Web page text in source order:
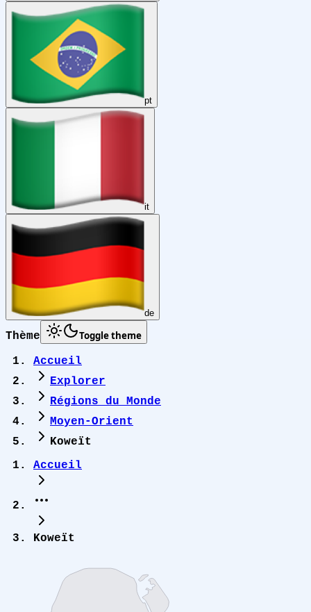
pt
it
de
Thème Toggle theme
Accueil
Explorer
Régions du Monde
Moyen-Orient
Koweït
Accueil
Koweït